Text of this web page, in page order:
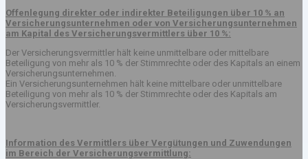
Offenlegung direkter oder indirekter Beteiligungen über 10 % an
Versicherungsunternehmen oder von Versicherungsunternehmen
am Kapital des Versicherungsvermittlers über 10 %:
Der Versicherungsvermittler hält keine unmittelbare oder mittelbare
Beteiligung von mehr als 10 % der Stimmrechte oder des Kapitals an einem
Versicherungsunternehmen.
Ein Versicherungsunternehmen hält keine mittelbare oder unmittelbare
Beteiligung von mehr als 10 % der Stimmrechte oder des Kapitals am
Versicherungsvermittler.
Information des Vermittlers über Vergütungen und Zuwendungen
im Bereich der Versicherungsvermittlung: